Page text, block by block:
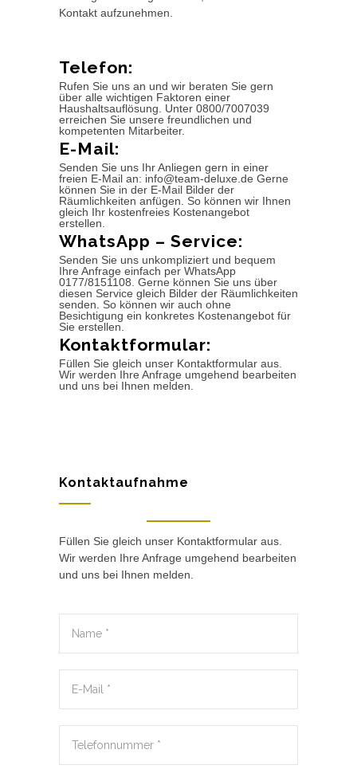
Kontakt aufzunehmen.
Telefon:
Rufen Sie uns an und wir beraten Sie gern
über alle wichtigen Faktoren einer
Haushaltsauflösung. Unter 0800/7007039
erreichen Sie unsere freundlichen und
kompetenten Mitarbeiter.
E-Mail:
Senden Sie uns Ihr Anliegen gern in einer
freien E-Mail an: info@team-deluxe.de Gerne
können Sie in der E-Mail Bilder der
Räumlichkeiten anfügen. So können wir Ihnen
gleich Ihr kostenfreies Kostenangebot
erstellen.
WhatsApp – Service:
Senden Sie uns unkompliziert und bequem
Ihre Anfrage einfach per WhatsApp
0177/8151108. Gerne können Sie uns über
diesen Service gleich Bilder der Räumlichkeiten
senden. So können wir auch ohne
Besichtigung ein konkretes Kostenangebot für
Sie erstellen.
Kontaktformular:
Füllen Sie gleich unser Kontaktformular aus.
Wir werden Ihre Anfrage umgehend bearbeiten
und uns bei Ihnen melden.
Kontaktaufnahme
Füllen Sie gleich unser Kontaktformular aus.
Wir werden Ihre Anfrage umgehend bearbeiten
und uns bei Ihnen melden.